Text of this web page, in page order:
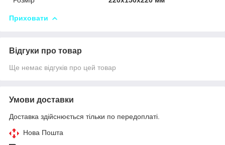
Приховати
Відгуки про товар
Ще немає відгуків про цей товар
Умови доставки
Доставка здійснюється тільки по передоплаті.
Нова Пошта